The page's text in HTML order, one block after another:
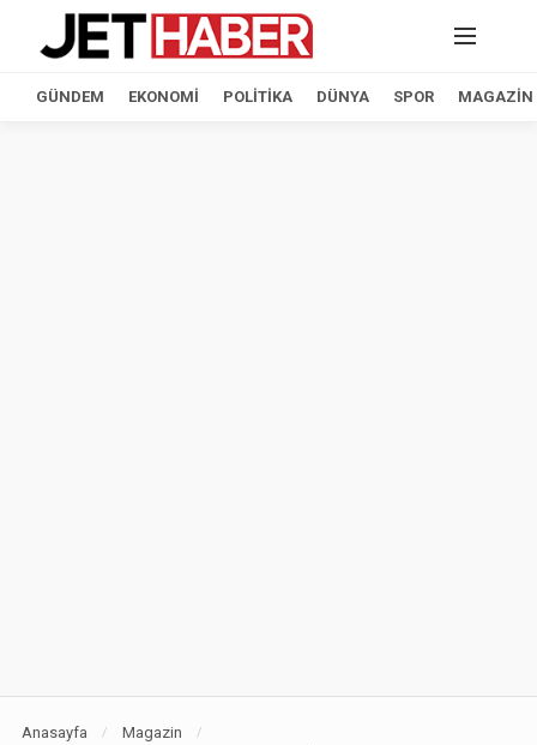
GÜNDEM EKONOMI POLITIKA DÜNYA SPOR MAGAZIN
Anasayfa / Magazin /